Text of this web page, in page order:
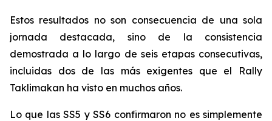
Estos resultados no son consecuencia de una sola
jornada destacada, sino de la consistencia
demostrada a lo largo de seis etapas consecutivas,
incluidas dos de las más exigentes que el Rally
Taklimakan ha visto en muchos años.
Lo que las SS5 y SS6 confirmaron no es simplemente